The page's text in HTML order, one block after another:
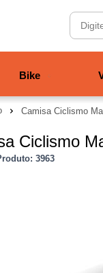
Bike
Camisa Ciclismo
Ciclismo
3963